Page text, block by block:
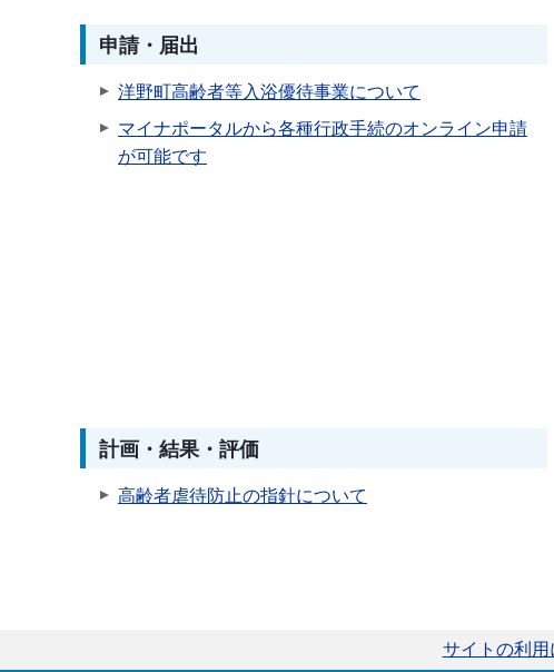
申請・届出
洋野町高齢者等入浴優待事業について
マイナポータルから各種行政手続のオンライン申請
が可能です
計画・結果・評価
高齢者虐待防止の指針について
サイトの利用